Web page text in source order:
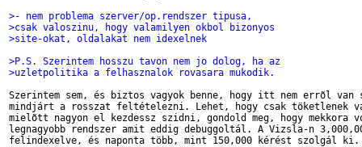
>- nem problema szerver/op.rendszer tipusa,
>csak valoszinu, hogy valamilyen okbol bizonyos
>site-okat, oldalakat nem idexelnek
>P.S. Szerintem hosszu tavon nem jo dolog, ha az
>uzletpolitika a felhasznalok rovasara mukodik.
Szerintem sem, és biztos vagyok benne, hogy itt nem errõl van
mindjárt a rosszat feltételezni. Lehet, hogy csak töketlenek
mielõtt nagyon el kezdessz szidni, gondold meg, hogy mekkora
legnagyobb rendszer amit eddig debuggoltál. A Vizsla-n
felindexelve, és naponta több, mint 150,000 kérést szolgál